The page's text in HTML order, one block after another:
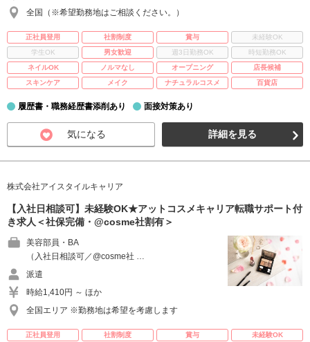
全国（※希望勤務地はご相談ください。）
正社員登用 社割制度 賞与
未経験OK
学生OK
男女歓迎 週3日勤務OK
時短勤務OK
ネイルOK
ノルマなし オープニング
店長候補
スキンケア
メイク ナチュラルコスメ 百貨店
履歴書・職務経歴書添削あり 面接対策あり
気になる 詳細を見る
株式会社アイスタイルキャリア
【入社日相談可】未経験OK★アットコスメキャリア転職サポート付
き求人＜社保完備・@cosme社割有＞
美容部員・BA
（入社日相談可／@cosme社 …
派遣
時給1,410円 ～ ほか
全国エリア ※勤務地は希望を考慮します
正社員登用 社割制度 賞与
未経験OK